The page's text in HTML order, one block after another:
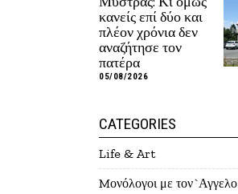
κανείς επί δύο και
πλέον χρόνια δεν
αναζήτησε τον
πατέρα
05/08/2026
CATEGORIES
Life & Art
Mονόλογοι με τον`Αγγελο